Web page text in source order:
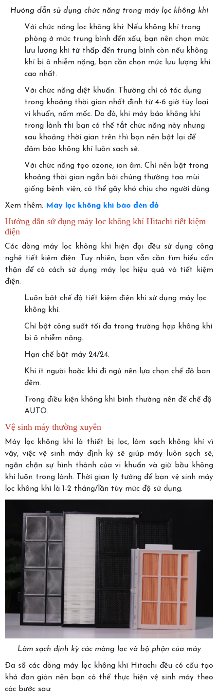
Hướng dẫn sử dụng chức năng trong máy lọc không khí
Với chức năng lọc không khí: Nếu không khí trong
phòng ở mức trung bình đến xấu, bạn nên chọn mức
lưu lượng khí từ thấp đến trung bình còn nếu không
khí bị ô nhiễm nặng, bạn cần chọn mức lưu lượng khí
cao nhất.
Với chức năng diệt khuẩn: Thường chỉ có tác dụng
trong khoảng thời gian nhất định từ 4-6 giờ tùy loại
vi khuẩn, nấm mốc. Do đó, khi máy báo không khí
trong lành thì bạn có thể tắt chức năng này nhưng
sau khoảng thời gian trên thì bạn nên bật lại để
đảm bảo không khí luôn sạch sẽ.
Với chức năng tạo ozone, ion âm: Chỉ nên bật trong
khoảng thời gian ngắn bởi chúng thường tạo mùi
giống bệnh viện, có thể gây khó chịu cho người dùng.
Xem thêm: Máy lọc không khí báo đèn đỏ
Hướng dẫn sử dụng máy lọc không khí Hitachi tiết kiệm
điện
Các dòng máy lọc không khí hiện đại đều sử dụng công
nghệ tiết kiệm điện. Tuy nhiên, bạn vẫn cần tìm hiểu cẩn
thận để có cách sử dụng máy lọc hiệu quả và tiết kiệm
điện:
Luôn bật chế độ tiết kiệm điện khi sử dụng máy lọc
không khí.
Chỉ bật công suất tối đa trong trường hợp không khí
bị ô nhiễm nặng.
Hạn chế bật máy 24/24.
Khi ít người hoặc khi đi ngủ nên lựa chọn chế độ ban
đêm.
Trong điều kiện không khí bình thường nên để chế độ
AUTO.
Vệ sinh máy thường xuyên
Máy lọc không khí là thiết bị lọc, làm sạch không khí vì
vậy, việc vệ sinh máy định kỳ sẽ giúp máy luôn sạch sẽ,
ngăn chặn sự hình thành của vi khuẩn và giữ bầu không
khí luôn trong lành. Thời gian lý tưởng để bạn vệ sinh máy
lọc không khí là 1-2 tháng/lần tùy mức độ sử dụng.
Làm sạch định kỳ các màng lọc và bộ phận của máy
Đa số các dòng máy lọc không khí Hitachi đều có cấu tạo
khá đơn giản nên bạn có thể thực hiện vệ sinh máy theo
các bước sau: